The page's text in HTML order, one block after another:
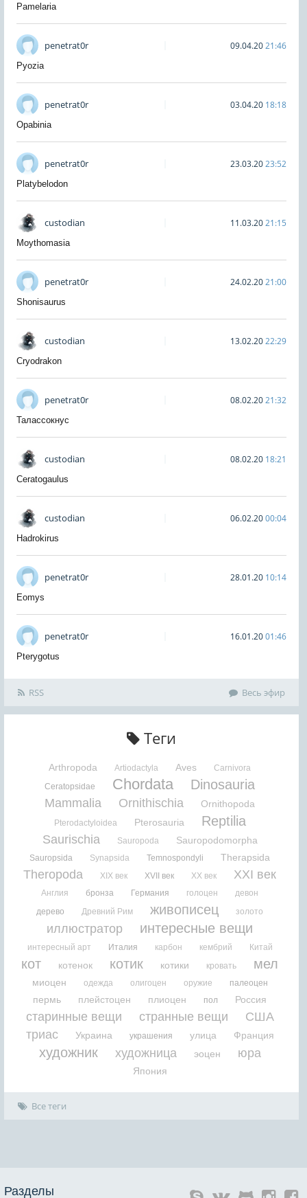
Pamelaria
penetrat0r 09.04.2021:46
Pyozia
penetrat0r 03.04.20 18:18
Opabinia
penetrat0r 23.03.2023:52
Platybelodon
custodian 11.03.2021:15
Moythomasia
penetrat0r 24.02.2021:00
Shonisaurus
custodian 13.02.2022:29
Cryodrakon
penetrat0r 08.02.2021:32
Талассокнус
custodian 08.02.20 18:21
Ceratogaulus
custodian 06.02.2000:04
Hadrokirus
penetrat0r 28.01.20 10:14
Eomys
penetrat0r 16.01.2001:46
Pterygotus
RSS Весь эфир
Теги
Arthropoda Artiodactyla Aves
Carnivora
Ceratopsidae
Chordata Dinosauria
Mammalia Ornithischia Ornithopoda
Pterodactyloidea Pterosauria Reptilia
Saurischia Sauropoda Sauropodomorpha
Sauropsida Synapsida Temnospondyli Therapsida
Theropoda XIX век XVII век XX век XXI век
Англия бронза Германия голоцен
девон
дерево
Древний Рим живописец золото
иллюстратор интересные вещи
интересный арт Италия карбон кембрий Китай
кот котенок котик котики кровать мел
миоцен одежда олигоцен оружие палеоцен
пермь плейстоцен плиоцен пол Россия
старинные вещи странные вещи
США
триас
Украина украшения улица Франция
художник художница эоцен юра
Япония
Все теги
Разделы